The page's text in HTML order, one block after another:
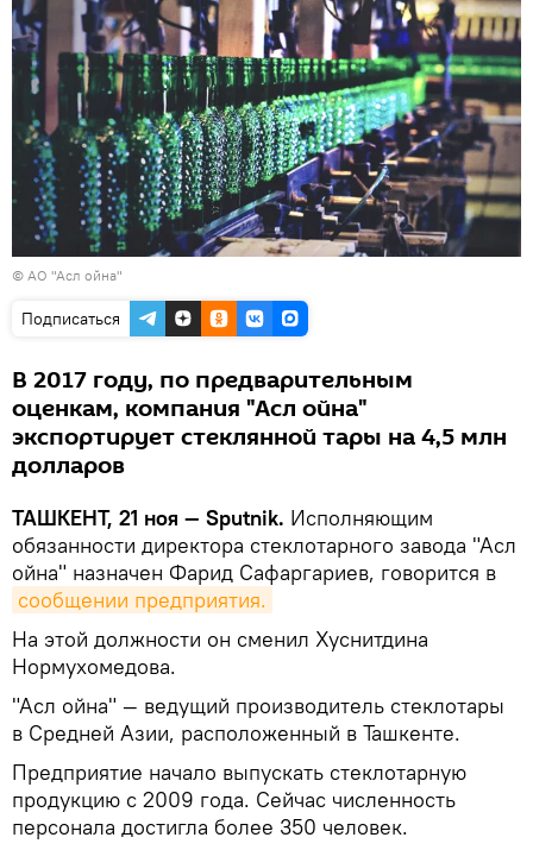
© АО "Асл ойна"
Подписаться
В 2017 году, по предварительным
оценкам, компания "Асл ойна"
экспортирует стеклянной тары на 4,5 млн
долларов
ТАШКЕНТ, 21 ноя — Sputnik. Исполняющим
обязанности директора стеклотарного завода "Асл
ойна" назначен Фарид Сафаргариев, говорится в
сообщении предприятия.
На этой должности он сменил Хуснитдина
Нормухомедова.
"Асл ойна" — ведущий производитель стеклотары
в Средней Азии, расположенный в Ташкенте.
Предприятие начало выпускать стеклотарную
продукцию с 2009 года. Сейчас численность
персонала достигла более 350 человек.